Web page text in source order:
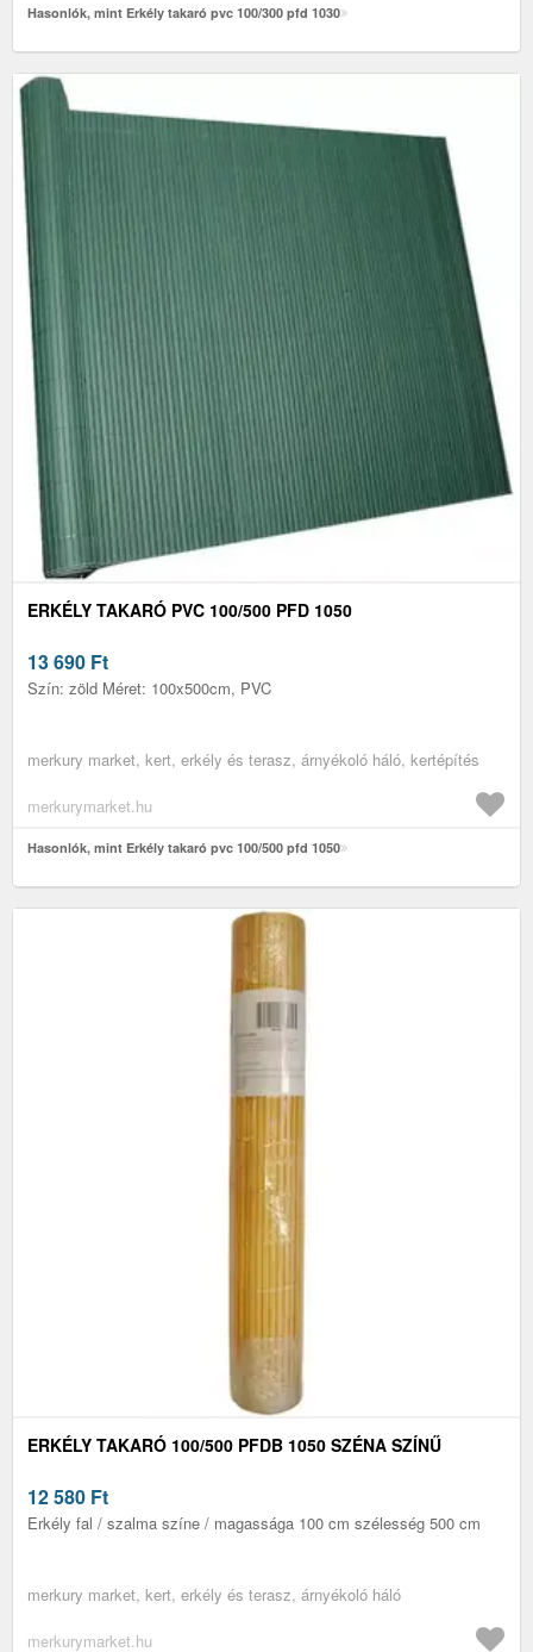
Hasonlók, mint Erkély takaró pvc 100/300 pfd 1030
ERKÉLY TAKARÓ PVC 100/500 PFD 1050
13 690 Ft
Szín: zöld Méret: 100x500cm, PVC
merkury market, kert, erkély és terasz, árnyékoló háló, kertépítés
merkurymarket.hu
Hasonlók, mint Erkély takaró pvc 100/500 pfd 1050
ERKÉLY TAKARÓ 100/500 PFDB 1050 SZÉNA SZÍNŰ
12 580 Ft
Erkély fal / szalma színe / magassága 100 cm szélesség 500 cm
merkury market, kert, erkély és terasz, árnyékoló háló
merkurymarket.hu